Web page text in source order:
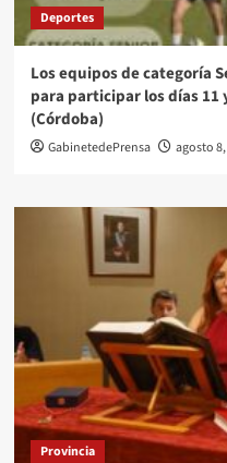
Deportes
Los equipos de categoría
para participar los días 11
(Córdoba)
GabinetedePrensa agosto
Provincia